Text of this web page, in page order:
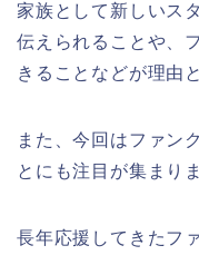
家族として新しいス
伝えられることや、
きることなどが理由
また、今回はファン
とにも注目が集まり
長年応援してきたフ